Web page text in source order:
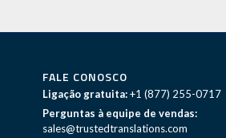
FALE CONOSCO
Ligação gratuita: +1 (877) 255-0717
Perguntas à equipe de vendas:
sales@trustedtranslations.com